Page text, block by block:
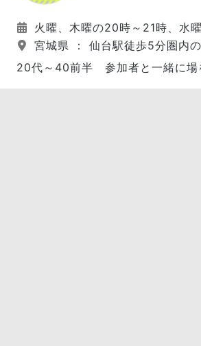
火曜、木曜の20時～21時、水
宮城県 ： 仙台駅徒歩5分圏内
20代～40前半 参加者と一緒に場